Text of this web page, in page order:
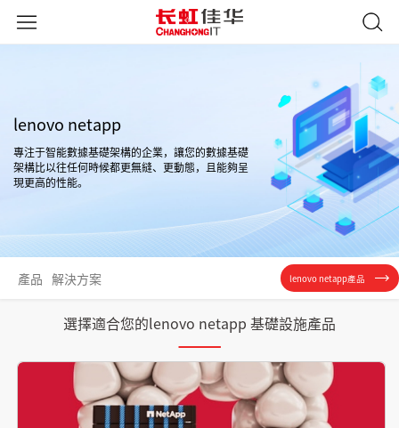
lenovo netapp
專注于智能數據基礎架構的企業，讓您的數據基礎
架構比以往任何時候都更無縫、更動態，且能夠呈
現更高的性能。
產品 解決方案 lenovo netapp產品
選擇適合您的lenovo netapp 基礎設施產品